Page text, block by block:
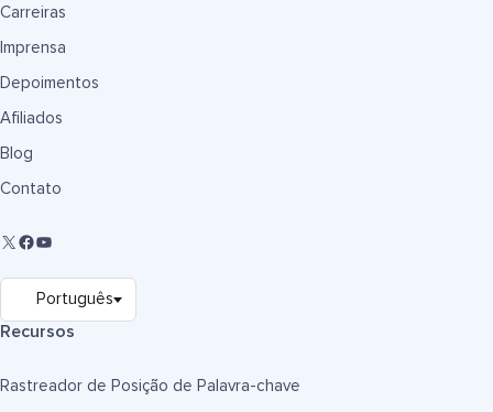
Carreiras
Imprensa
Depoimentos
Afiliados
Blog
Contato
Recursos
Rastreador de Posição de Palavra-chave